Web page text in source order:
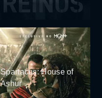
Spartacus: House of
Ashur